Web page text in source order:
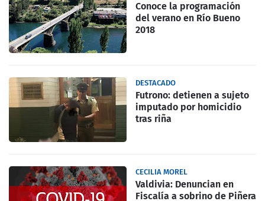
Conoce la programación
del verano en Río Bueno
2018
DESTACADO
Futrono: detienen a sujeto
imputado por homicidio
tras riña
CECILIA MOREL
Valdivia: Denuncian en
Fiscalía a sobrino de Piñera